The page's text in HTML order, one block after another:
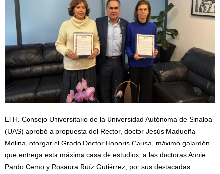
El H. Consejo Universitario de la Universidad Autónoma de Sinaloa
(UAS) aprobó a propuesta del Rector, doctor Jesús Madueña
Molina, otorgar el Grado Doctor Honoris Causa, máximo galardón
que entrega esta máxima casa de estudios, a las doctoras Annie
Pardo Cemo y Rosaura Ruíz Gutiérrez, por sus destacadas